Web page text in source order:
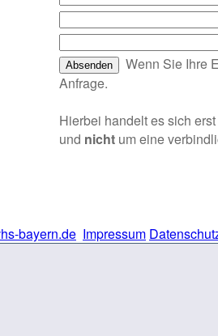
Wenn Sie Ihre
Anfrage.
Hierbei handelt es sich
und nicht um eine
bayern.de Impressum